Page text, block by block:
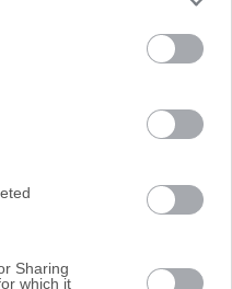
Sharing
which it